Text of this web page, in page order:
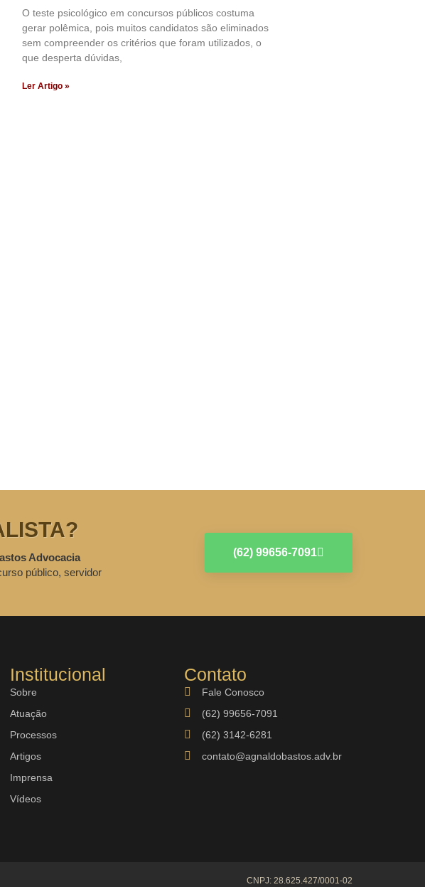
O teste psicológico em concursos públicos costuma
gerar polêmica, pois muitos candidatos são eliminados
sem compreender os critérios que foram utilizados, o
que desperta dúvidas,
Ler Artigo »
Advocacia
público, servidor
(62) 99656-7091
Institucional
Sobre
Atuação
Processos
Artigos
Imprensa
Vídeos
Contato
Fale Conosco
(62) 99656-7091
(62) 3142-6281
contato@agnaldobastos.adv.br
CNPJ: 28.625.427/0001-02